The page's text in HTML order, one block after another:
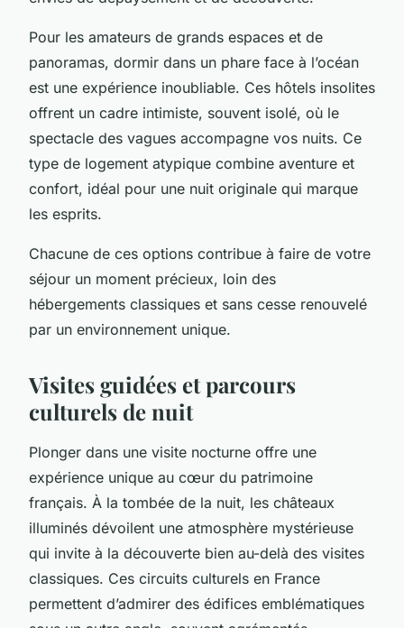
Pour les amateurs de grands espaces et de
panoramas, dormir dans un phare face à l’océan
est une expérience inoubliable. Ces hôtels insolites
offrent un cadre intimiste, souvent isolé, où le
spectacle des vagues accompagne vos nuits. Ce
type de logement atypique combine aventure et
confort, idéal pour une nuit originale qui marque
les esprits.
Chacune de ces options contribue à faire de votre
séjour un moment précieux, loin des
hébergements classiques et sans cesse renouvelé
par un environnement unique.
Visites guidées et parcours
culturels de nuit
Plonger dans une visite nocturne offre une
expérience unique au cœur du patrimoine
français. À la tombée de la nuit, les châteaux
illuminés dévoilent une atmosphère mystérieuse
qui invite à la découverte bien au-delà des visites
classiques. Ces circuits culturels en France
permettent d’admirer des édifices emblématiques